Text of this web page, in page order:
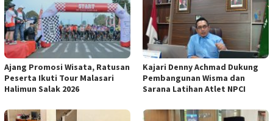
Ajang Promosi Wisata, Ratusan
Peserta Ikuti Tour Malasari
Halimun Salak 2026
Kajari Denny Achmad Dukung
Pembangunan Wisma dan
Sarana Latihan Atlet NPCI